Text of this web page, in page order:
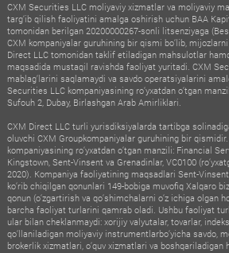
CXM Securities LLC moliyaviy xizmatlar va moliyaviy
targ‘ib qilish faoliyatini amalga oshirish uchun BAA
tomonidan berilgan 20200000267-sonli litsenziyaga
CXM kompaniyalar guruhining bir qismi bo‘lib,
Direct LLC tomonidan taklif etiladigan mahsulotlar
maqsadida mustaqil ravishda faoliyat yuritadi. CXM
mablag‘larini saqlamaydi va savdo operatsiyalarini
Securities LLC kompaniyasining ro‘yxatdan o‘tgan
Sufouh 2, Dubay, Birlashgan Arab Amirliklari.
CXM Direct LLC turli yurisdiksiyalarda tartibga
oluvchi CXM Groupkompaniyalar guruhining bir
kompaniyasining ro‘yxatdan o‘tgan manzili: Financial
Kingstown, Sent-Vinsent va Grenadinlar, VC0100
2020). Kompaniya faoliyatining maqsadlari Sent-
ko‘rib chiqilgan qonunlari 149-bobiga muvofiq Xalqaro
qonun (o‘zgartirish va qo‘shimchalarni o‘z ichiga olgan
barcha faoliyat turlarini qamrab oladi. Ushbu faoliyat
ular bilan cheklanmaydi: xorijiy valyutalar, tovarlar,
qo‘llaniladigan moliyaviy instrumentlarbo‘yicha savdo,
brokerlik xizmatlari, o‘quv xizmatlari va boshqariladigan